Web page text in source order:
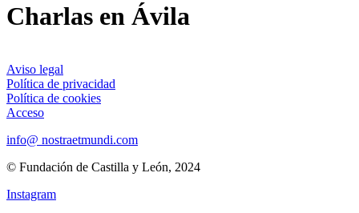
Charlas en Ávila
Aviso legal
Política de privacidad
Política de cookies
Acceso
info@ nostraetmundi.com
© Fundación de Castilla y León, 2024
Instagram